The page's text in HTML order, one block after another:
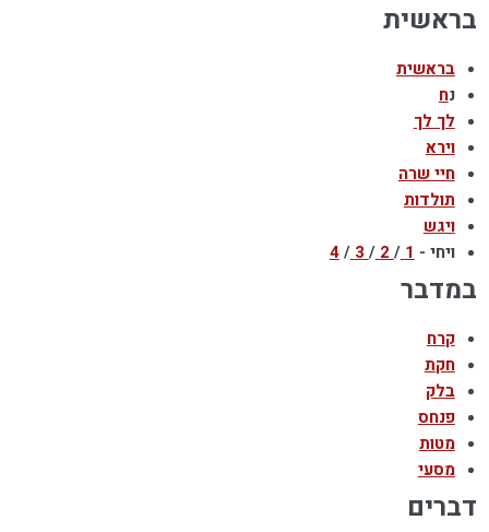
בראשית
בראשית
נח
לך לך
וירא
חיי שרה
תולדות
ויגש
ויחי - 1
/
/
/
4
במדבר
קרח
חקת
בלק
פנחס
מטות
מסעי
דברים